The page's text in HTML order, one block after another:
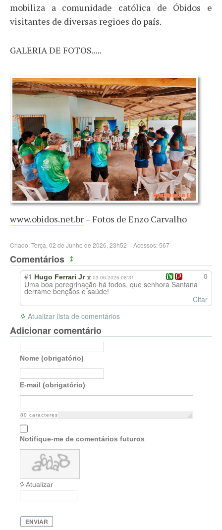
mobiliza a comunidade católica de Óbidos e
visitantes de diversas regiões do país.
GALERIA DE FOTOS.....
www.obidos.net.br– Fotos de Enzo Carvalho
Criado: Terça, 02 de Junho de 2026, 23h52 Acessos: 567
Comentários
0
#1 Hugo Ferrari Jr 03-06-2026 08:31
Uma boa peregrinação há todos, que senhora Santana
derrame bençãos e saúde!
Citar
Atualizar lista de comentários
Adicionar comentário
Nome (obrigatório)
E-mail (obrigatório)
80 caracteres
Notifique-me de comentários futuros
Atualizar
ENVIAR